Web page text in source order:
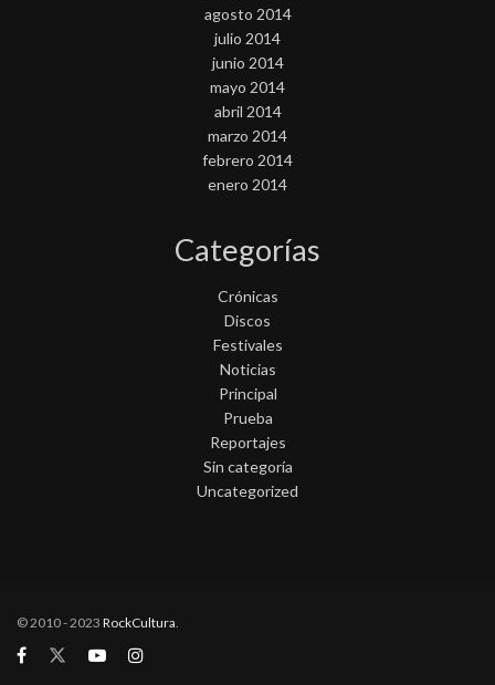
agosto 2014
julio 2014
junio 2014
mayo 2014
abril 2014
marzo 2014
febrero 2014
enero 2014
Categorías
Crónicas
Discos
Festivales
Noticias
Principal
Prueba
Reportajes
Sin categoría
Uncategorized
© 2010 - 2023 RockCultura.